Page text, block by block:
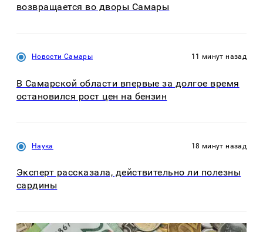
возвращается во дворы Самары
Новости Самары 11 минут назад
В Самарской области впервые за долгое время
остановился рост цен на бензин
Наука 18 минут назад
Эксперт рассказала, действительно ли полезны
сардины